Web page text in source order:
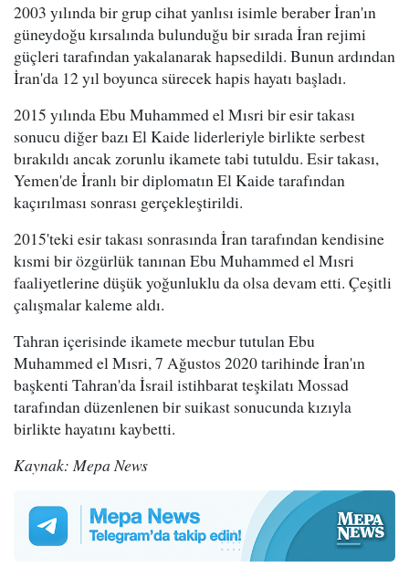
2003 yılında bir grup cihat yanlısı isimle beraber İran'ın
güneydoğu kırsalında bulunduğu bir sırada İran rejimi
güçleri tarafından yakalanarak hapsedildi. Bunun ardından
İran'da 12 yıl boyunca sürecek hapis hayatı başladı.
2015 yılında Ebu Muhammed el Mısri bir esir takası
sonucu diğer bazı El Kaide liderleriyle birlikte serbest
bırakıldı ancak zorunlu ikamete tabi tutuldu. Esir takası,
Yemen'de İranlı bir diplomatın El Kaide tarafından
kaçırılması sonrası gerçekleştirildi.
2015'teki esir takası sonrasında İran tarafından kendisine
kısmi bir özgürlük tanınan Ebu Muhammed el Mısri
faaliyetlerine düşük yoğunluklu da olsa devam etti. Çeşitli
çalışmalar kaleme aldı.
Tahran içerisinde ikamete mecbur tutulan Ebu
Muhammed el Mısri, 7 Ağustos 2020 tarihinde İran'ın
başkenti Tahran'da İsrail istihbarat teşkilatı Mossad
tarafından düzenlenen bir suikast sonucunda kızıyla
birlikte hayatını kaybetti.
Kaynak: Mepa News